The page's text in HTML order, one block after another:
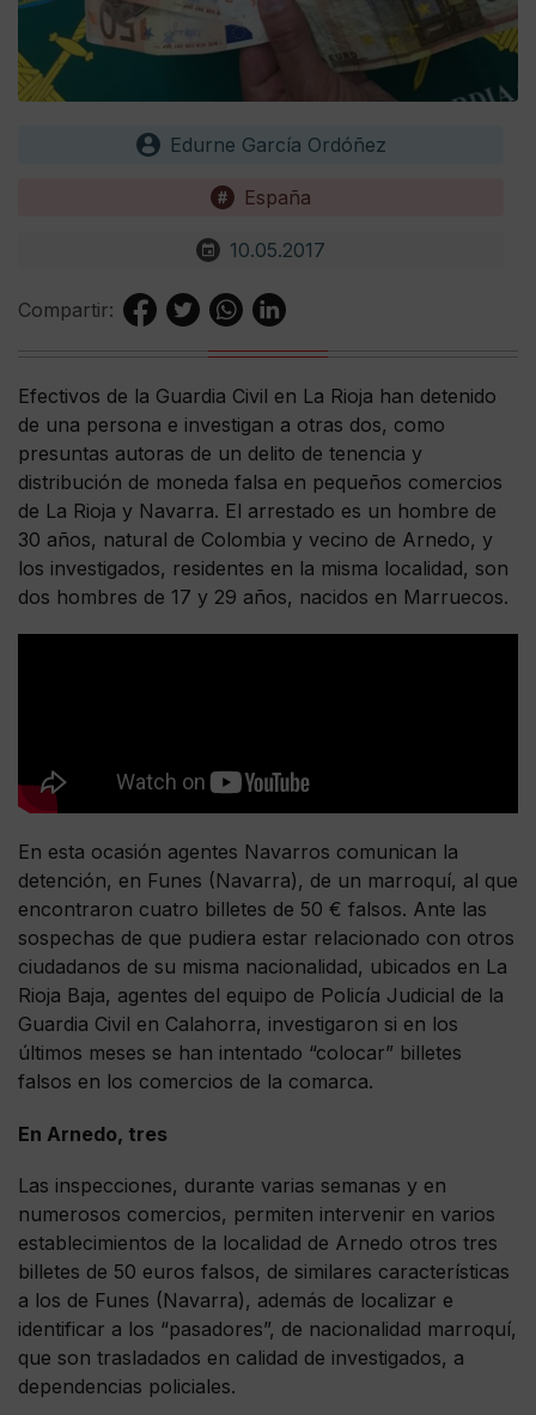
Edurne García Ordóñez
España
10.05.2017
Compartir:
Efectivos de la Guardia Civil en La Rioja han detenido
de una persona e investigan a otras dos, como
presuntas autoras de un delito de tenencia y
distribución de moneda falsa en pequeños comercios
de La Rioja y Navarra. El arrestado es un hombre de
30 años, natural de Colombia y vecino de Arnedo, y
los investigados, residentes en la misma localidad, son
dos hombres de 17 y 29 años, nacidos en Marruecos.
En esta ocasión agentes Navarros comunican la
detención, en Funes (Navarra), de un marroquí, al que
encontraron cuatro billetes de 50 € falsos. Ante las
sospechas de que pudiera estar relacionado con otros
ciudadanos de su misma nacionalidad, ubicados en La
Rioja Baja, agentes del equipo de Policía Judicial de la
Guardia Civil en Calahorra, investigaron si en los
últimos meses se han intentado “colocar” billetes
falsos en los comercios de la comarca.
En Arnedo, tres
Las inspecciones, durante varias semanas y en
numerosos comercios, permiten intervenir en varios
establecimientos de la localidad de Arnedo otros tres
billetes de 50 euros falsos, de similares características
a los de Funes (Navarra), además de localizar e
identificar a los “pasadores”, de nacionalidad marroquí,
que son trasladados en calidad de investigados, a
dependencias policiales.